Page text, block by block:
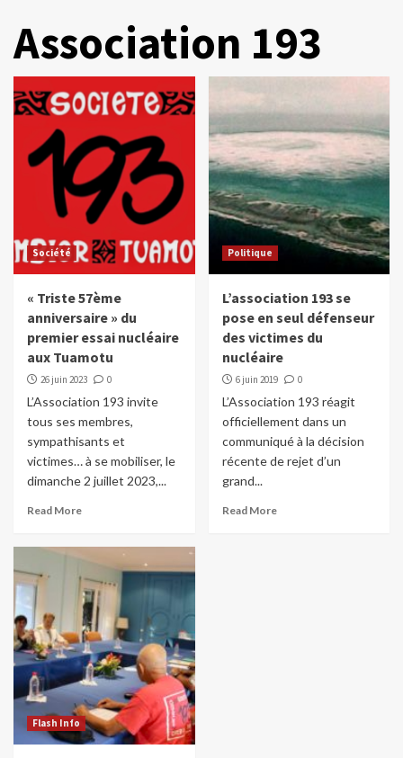
Association 193
Société
« Triste 57ème
anniversaire » du
premier essai nucléaire
aux Tuamotu
26 juin 2023 0
L’Association 193 invite
tous ses membres,
sympathisants et
victimes… à se mobiliser, le
dimanche 2 juillet 2023,...
Read More
Politique
L’association 193 se
pose en seul défenseur
des victimes du
nucléaire
6 juin 2019 0
L’Association 193 réagit
officiellement dans un
communiqué à la décision
récente de rejet d’un
grand...
Read More
Flash Info